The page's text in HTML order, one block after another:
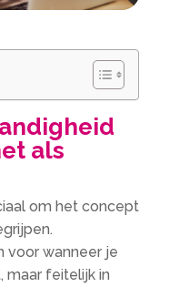
als
om het concept
voor wanneer je
maar feitelijk in